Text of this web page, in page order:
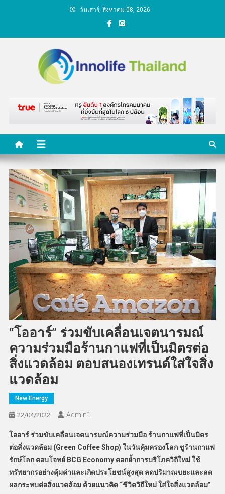
วันเสาร์, สิงหาคม 08, 2026
คนกับความคิด ชีวิตกับ
นวัตกรรม
“โออาร์” ร่วมขับเคลื่อนเจตนารมณ์
ความร่วมมือร้านกาแฟที่เป็นมิตรต่อ
สิ่งแวดล้อม ตอบสนองเทรนด์ใส่ใจสิ่ง
แวดล้อม
New Energy
22/04/2022 Admin​1
โออาร์ ร่วมขับเคลื่อนเจตนารมณ์ความร่วมมือ ร้านกาแฟที่เป็นมิตร
ต่อสิ่งแวดล้อม (Green Coffee Shop) ในวันคุ้มครองโลก ชูร้านกาแฟ
รักษ์โลก ตอบโจทย์ BCG Economy ตอกย้ำการบริโภควิถีใหม่ ใช้
ทรัพยากรอย่างคุ้มค่าและเกิดประโยชน์สูงสุด ลดปริมาณขยะและลด
ผลกระทบต่อสิ่งแวดล้อม ด้วยแนวคิด “ชีวิตวิถีใหม่ ใส่ใจสิ่งแวดล้อม”